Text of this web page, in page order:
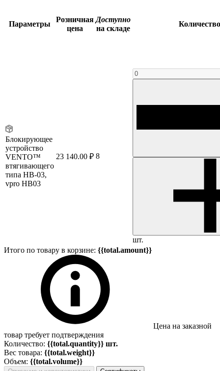
Параметры
Розничная
цена
Доступно
на складе
Блокирующее
устройство
VENTO™
втягивающего
типа НВ-03,
vpro HB03
23 140.00 ₽ 8
шт.
Итого по товару в корзине: {{total.amount}}
Цена на заказной
товар требует подтверждения
Количество: {{total.quantity}} шт.
Вес товара: {{total.weight}}
Объем: {{total.volume}}